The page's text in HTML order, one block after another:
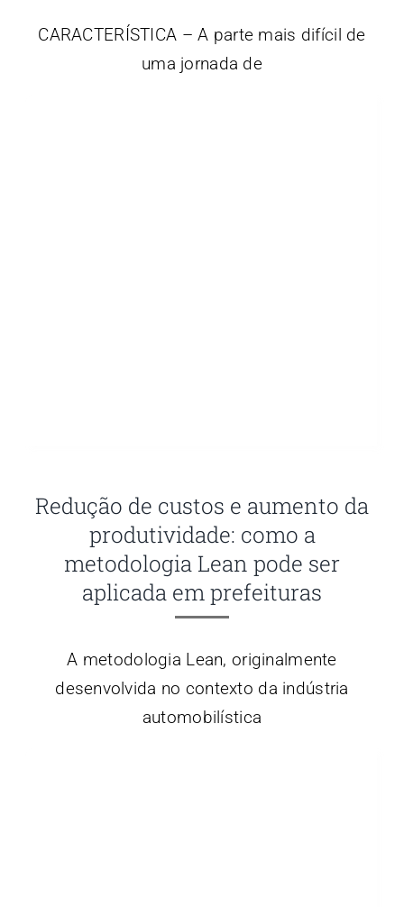
CARACTERÍSTICA – A parte mais difícil de
uma jornada de
Redução de custos e aumento da
produtividade: como a
metodologia Lean pode ser
aplicada em prefeituras
A metodologia Lean, originalmente
desenvolvida no contexto da indústria
automobilística